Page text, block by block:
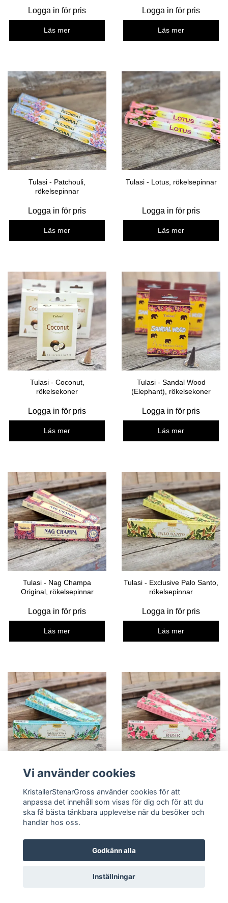
Logga in för pris
Läs mer
Logga in för pris
Läs mer
Tulasi - Patchouli,
rökelsepinnar
Logga in för pris
Läs mer
Tulasi - Lotus, rökelsepinnar
Logga in för pris
Läs mer
Tulasi - Coconut,
rökelsekoner
Logga in för pris
Läs mer
Tulasi - Sandal Wood
(Elephant), rökelsekoner
Logga in för pris
Läs mer
Tulasi - Nag Champa
Original, rökelsepinnar
Logga in för pris
Läs mer
Tulasi - Exclusive Palo Santo,
rökelsepinnar
Logga in för pris
Läs mer
& White Sage, rökelsepinnar
Logga in för pris
rökelsepinnar
Logga in för pris
Vi använder cookies
KristallerStenarGross använder cookies för att
anpassa det innehåll som visas för dig och för att du
ska få bästa tänkbara upplevelse när du besöker och
handlar hos oss.
Godkänn alla
Inställningar